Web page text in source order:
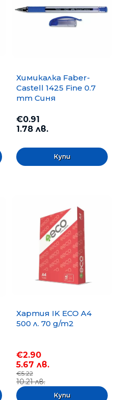
Химикалка Faber-
Castell 1425 Fine 0.7
mm Синя
€0.91
1.78 лв.
Хартия IK ECO A4
500 л. 70 g/m2
€2.90
5.67 лв.
€5.22
10.21 лв.